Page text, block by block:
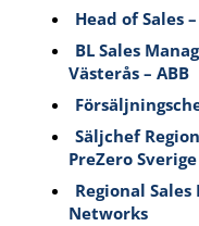
Head of Sales
BL Sales
Västerås – ABB
Säljchef
PreZero Sverige
Regional
Networks